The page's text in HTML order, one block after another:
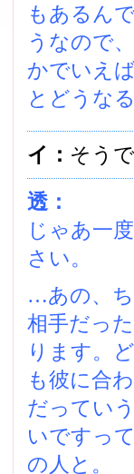
もあるん
うなので
かでいえ
とどうな
イ： そう
透：
じゃあ一
さい。
…あの、ち
相手だっ
ります。
も彼に合
だってい
いですっ
の人と。